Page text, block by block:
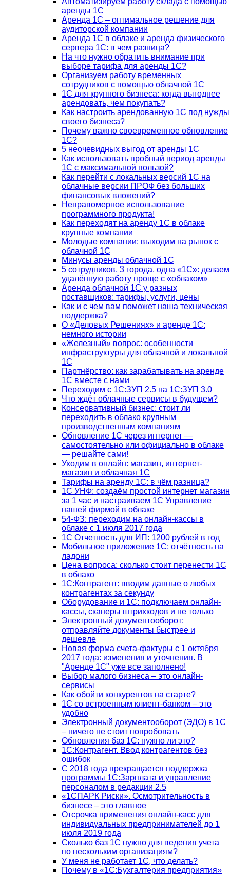
аренды 1С
Аренда 1С – оптимальное решение для
аудиторской компании
Аренда 1С в облаке и аренда физического
сервера 1С: в чем разница?
На что нужно обратить внимание при
выборе тарифа для аренды 1С?
Организуем работу временных
сотрудников с помощью облачной 1С
1С для крупного бизнеса: когда выгоднее
арендовать, чем покупать?
Как настроить арендованную 1С под нужды
своего бизнеса?
Почему важно своевременное обновление
1С?
5 неочевидных выгод от аренды 1С
Как использовать пробный период аренды
1С с максимальной пользой?
Как перейти с локальных версий 1С на
облачные версии ПРОФ без больших
финансовых вложений?
Неправомерное использование
программного продукта!
Как переходят на аренду 1С в облаке
крупные компании
Молодые компании: выходим на рынок с
облачной 1С
Минусы аренды облачной 1С
5 сотрудников, 3 города, одна «1С»: делаем
удалённую работу проще с «облаком»
Аренда облачной 1С у разных
поставщиков: тарифы, услуги, цены
Как и с чем вам поможет наша техническая
поддержка?
О «Деловых Решениях» и аренде 1С:
немного истории
«Железный» вопрос: особенности
инфраструктуры для облачной и локальной
1С
Партнёрство: как зарабатывать на аренде
1С вместе с нами
Переходим с 1С:ЗУП 2.5 на 1С:ЗУП 3.0
Что ждёт облачные сервисы в будущем?
Консервативный бизнес: стоит ли
переходить в облако крупным
производственным компаниям
Обновление 1С через интернет —
самостоятельно или официально в облаке
— решайте сами!
Уходим в онлайн: магазин, интернет-
магазин и облачная 1С
Тарифы на аренду 1С: в чём разница?
1С УНФ: создаём простой интернет магазин
за 1 час и настраиваем 1С Управление
нашей фирмой в облаке
54-ФЗ: переходим на онлайн-кассы в
облаке с 1 июля 2017 года
1С Отчетность для ИП: 1200 рублей в год
Мобильное приложение 1С: отчётность на
ладони
Цена вопроса: сколько стоит перенести 1С
в облако
1С:Контрагент: вводим данные о любых
контрагентах за секунду
Оборудование и 1С: подключаем онлайн-
кассы, сканеры штрихкодов и не только
Электронный документооборот:
отправляйте документы быстрее и
дешевле
Новая форма счета-фактуры с 1 октября
2017 года: изменения и уточнения. В
"Аренде 1С" уже все заполнено!
Выбор малого бизнеса – это онлайн-
сервисы
Как обойти конкурентов на старте?
1C со встроенным клиент-банком – это
удобно
Электронный документооборот (ЭДО) в 1С
– ничего не стоит попробовать
Обновления баз 1С: нужно ли это?
1С:Контрагент. Ввод контрагентов без
ошибок
С 2018 года прекращается поддержка
программы 1С:Зарплата и управление
персоналом в редакции 2.5
«1СПАРК Риски». Осмотрительность в
бизнесе – это главное
Отсрочка применения онлайн-касс для
индивидуальных предпринимателей до 1
июля 2019 года
Сколько баз 1C нужно для ведения учета
по нескольким организациям?
У меня не работает 1С, что делать?
Почему в «1С:Бухгалтерия предприятия»